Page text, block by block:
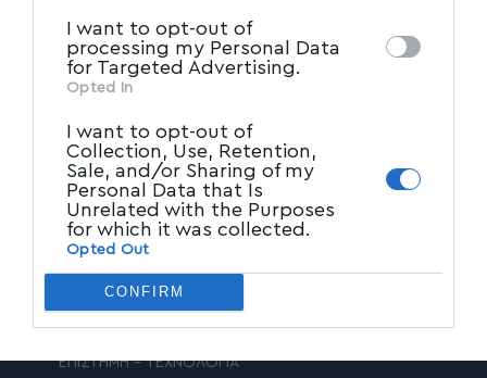
I want to opt-out of
processing my Personal Data
for Targeted Advertising.
Opted In
I want to opt-out of
Collection, Use, Retention,
Sale, and/or Sharing of my
Personal Data that Is
Unrelated with the Purposes
for which it was collected.
Opted Out
CONFIRM
ΕΙΔΗΣΕΙΣ
ΠΡΩΤΗ ΣΕΛΙΔΑ
ΠΑΡΑΠΟΛΙΤΙΚΑ
ΚΟΙΝΩΝΙΑ
ΠΟΛΙΤΙΚΗ
ΤΑΔΕ ΕΦΗ
ΠΟΛΙΤΙΣΜΟΣ
ΑΘΛΗΤΙΚΑ
ΚΟΣΜΟΣ
ΕΠΙΣΤΗΜΗ – ΤΕΧΝΟΛΟΓΙΑ